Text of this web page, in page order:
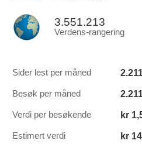
3.551.213
Verdens-rangering
Sider lest per måned
Besøk per måned
Verdi per besøkende kr
Estimert verdi kr